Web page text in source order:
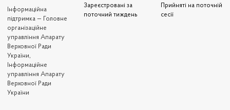
Iнформаційна
підтримка — Головне
організаційне
управління Апарату
Верховної Ради
України,
Інформаційне
управління Апарату
Верховної Ради
України
Зареєстровані за
поточний тиждень
Прийняті на поточній
сесії